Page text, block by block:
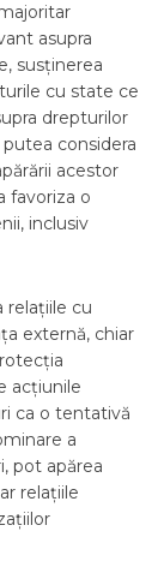
asupra
susținerea
cu state ce
drepturilor
considera
acestor
favoriza o
inclusiv
relațiile cu
externă, chiar
acțiunile
ca o tentativă
a
pot apărea
relațiile